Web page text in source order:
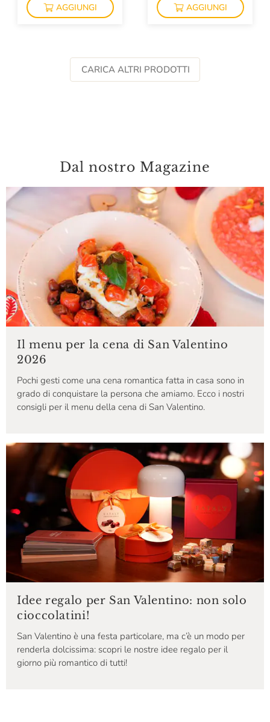
AGGIUNGI AGGIUNGI
CARICA ALTRI PRODOTTI
Dal nostro Magazine
Il menu per la cena di San Valentino
2026
Pochi gesti come una cena romantica fatta in casa sono in
grado di conquistare la persona che amiamo. Ecco i nostri
consigli per il menu della cena di San Valentino.
Idee regalo per San Valentino: non solo
cioccolatini!
San Valentino è una festa particolare, ma c’è un modo per
renderla dolcissima: scopri le nostre idee regalo per il
giorno più romantico di tutti!